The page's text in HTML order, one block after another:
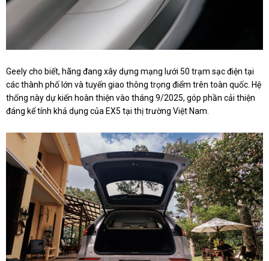
Geely cho biết, hãng đang xây dựng mạng lưới 50 trạm sạc điện tại
các thành phố lớn và tuyến giao thông trọng điểm trên toàn quốc. Hệ
thống này dự kiến hoàn thiện vào tháng 9/2025, góp phần cải thiện
đáng kể tính khả dụng của EX5 tại thị trường Việt Nam.